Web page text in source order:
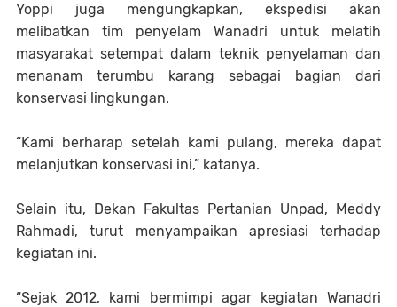
Yoppi juga mengungkapkan, ekspedisi akan
melibatkan tim penyelam Wanadri untuk melatih
masyarakat setempat dalam teknik penyelaman dan
menanam terumbu karang sebagai bagian dari
konservasi lingkungan.
“Kami berharap setelah kami pulang, mereka dapat
melanjutkan konservasi ini,” katanya.
Selain itu, Dekan Fakultas Pertanian Unpad, Meddy
Rahmadi, turut menyampaikan apresiasi terhadap
kegiatan ini.
“Sejak 2012, kami bermimpi agar kegiatan Wanadri